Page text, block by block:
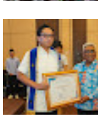
Bahan dari Kamboja,
Sumut Bongkar Home
Vape Mengandung